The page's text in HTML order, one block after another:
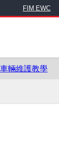
FIM EWC
車輛維護教學